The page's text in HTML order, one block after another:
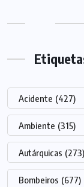
Acidente (427)
Ambiente (315)
Autárquicas (273)
Bombeiros (677)